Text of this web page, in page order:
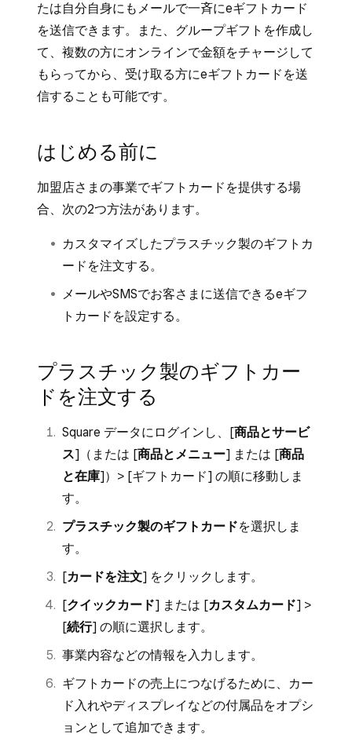
たは自分自身にもメールで一斉にeギフトカード
を送信できます。また、グループギフトを作成し
て、複数の方にオンラインで金額をチャージして
もらってから、受け取る方にeギフトカードを送
信することも可能です。
はじめる前に
加盟店さまの事業でギフトカードを提供する場
合、次の2つ方法があります。
カスタマイズしたプラスチック製のギフトカ
ードを注文する。
メールやSMSでお客さまに送信できるeギフ
トカードを設定する。
プラスチック製のギフトカー
ドを注文する
Square データにログインし、[商品とサービ
ス]（または [商品とメニュー] または [商品
と在庫]）> [ギフトカード] の順に移動しま
す。
プラスチック製のギフトカードを選択しま
す。
[カードを注文] をクリックします。
[クイックカード] または [カスタムカード] >
[続行] の順に選択します。
事業内容などの情報を入力します。
ギフトカードの売上につなげるために、カー
ド入れやディスプレイなどの付属品をオプシ
ョンとして追加できます。